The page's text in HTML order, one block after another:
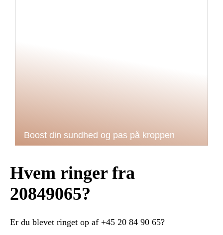
Boost din sundhed og pas på kroppen
Hvem ringer fra
20849065?
Er du blevet ringet op af +45 20 84 90 65?